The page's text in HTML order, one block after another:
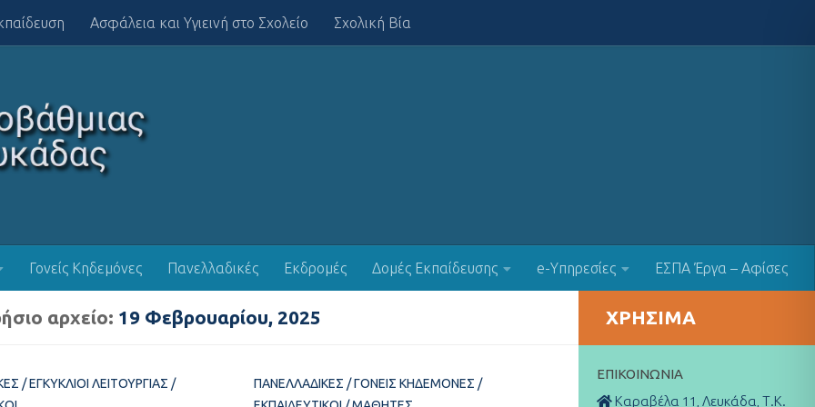
Ασφάλεια και Υγιεινή στο Σχολείο Σχολική Βία
Γονείς Κηδεμόνες Πανελλαδικές Εκδρομές Δομές Εκπαίδευσης e-Υπηρεσίες ΕΣΠΑ Έργα – Αφίσες
αρχείο: 19 Φεβρουαρίου, 2025
/ΕΓΚΎΚΛΙΟΙ ΛΕΙΤΟΥΡΓΊΑΣ /
ΠΑΝΕΛΛΑΔΙΚΈΣ /ΓΟΝΕΊΣ ΚΗΔΕΜΌΝΕΣ /
ΧΡΉΣΙΜΑ
ΕΠΙΚΟΙΝΩΝΊΑ
Καραβέλα 11, Λευκάδα, Τ.Κ.